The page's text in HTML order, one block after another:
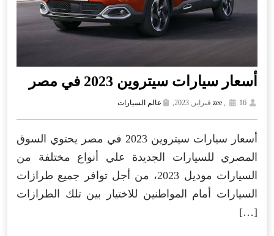
أسعار سيارات سيتروين 2023 في مصر
zee , 16 فبراير, 2023, عالم السيارات
أسعار سيارات سيتروين 2023 في مصر يحتوي السوق
المصري للسيارات الجديدة علي أنواع مختلفة من
السيارات موديل 2023، من أجل توافر جميع طرازات
السيارات أمام المواطنين للاختيار بين تلك الطرازات
[…]